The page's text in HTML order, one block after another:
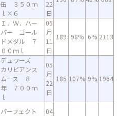
缶 ３５０ｍ
ｌ×６
22
日
Ｉ．Ｗ．ハー
パー ゴール
ドメダル ７
００ｍｌ
05
月
11
日
189 98% 6% 2113
デュワーズ
カリビアンス
ムース ８
年 ７００ｍ
ｌ
05
月
22
日
185 107% 9% 1964
パーフェクト
04